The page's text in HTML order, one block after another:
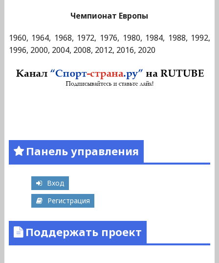
Чемпионат Европы
1960, 1964, 1968, 1972, 1976, 1980, 1984, 1988, 1992,
1996, 2000, 2004, 2008, 2012, 2016, 2020
Панель управления
Вход
Регистрация
Поддержать проект